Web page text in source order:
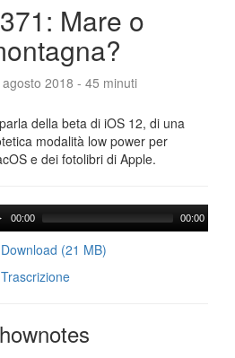
Mare o
agosto 2018 - 45 minuti
della beta di iOS 12, di una
modalità low power per
e dei fotolibri di Apple.
00:00 00:00
(21 MB)